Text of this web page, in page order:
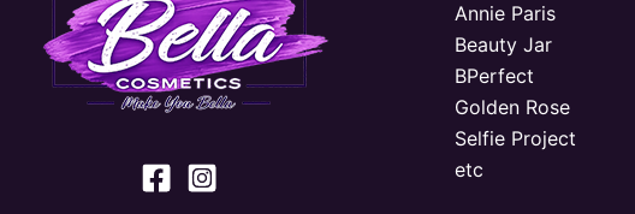
Annie Paris
Beauty Jar
BPerfect
Golden Rose
Selfie Project
etc